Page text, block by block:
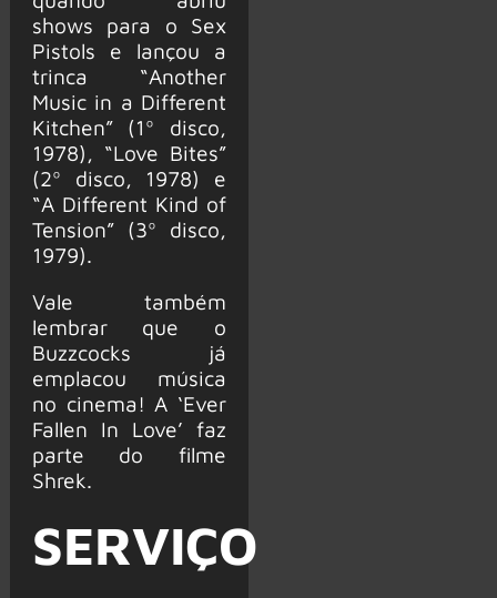
shows para o Sex
Pistols e lançou a
trinca “Another
Music in a Different
Kitchen” (1º disco,
1978), “Love Bites”
(2º disco, 1978) e
“A Different Kind of
Tension” (3º disco,
1979).
Vale também
lembrar que o
Buzzcocks já
emplacou música
no cinema! A ‘Ever
Fallen In Love’ faz
parte do filme
Shrek.
SERVIÇO